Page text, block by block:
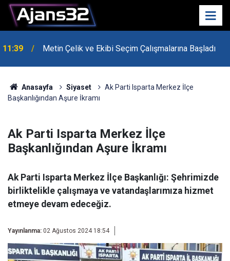
11:39 Metin Çelik ve Ekibi Seçim Çalışmalarına Başladı
10:15 Hafta Sonu Havalar Nasıl Olacak?
Anasayfa Siyaset
Ak Parti Isparta Merkez İlçe
Başkanlığından Aşure İkramı
Ak Parti Isparta Merkez İlçe
Başkanlığından Aşure İkramı
Ak Parti Isparta Merkez İlçe Başkanlığı: Şehrimizde
birliktelikle çalışmaya ve vatandaşlarımıza hizmet
etmeye devam edeceğiz.
Yayınlanma: 02 Ağustos 2024 18:54